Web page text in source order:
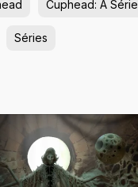
Cuphead: A Série
Séries